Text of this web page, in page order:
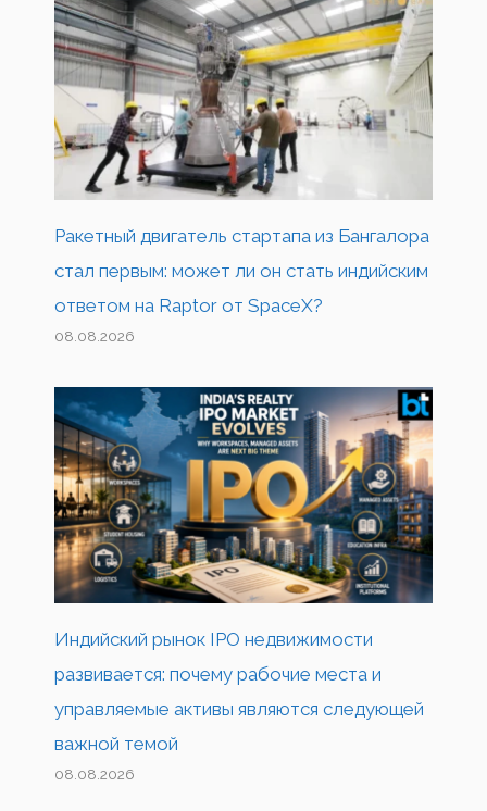
Ракетный двигатель стартапа из Бангалора
стал первым: может ли он стать индийским
ответом на Raptor от SpaceX?
08.08.2026
Индийский рынок IPO недвижимости
развивается: почему рабочие места и
управляемые активы являются следующей
важной темой
08.08.2026